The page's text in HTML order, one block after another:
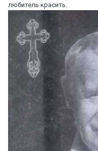
любитель красить.